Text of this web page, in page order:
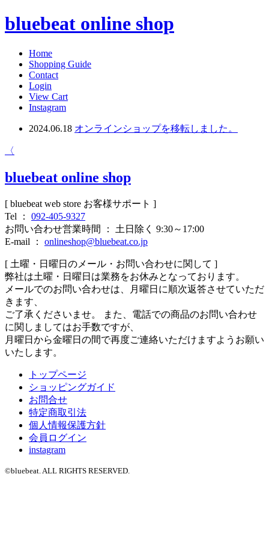
bluebeat online shop
Home
Shopping Guide
Contact
Login
View Cart
Instagram
2024.06.18 オンラインショップを移転しました。
〈
bluebeat online shop
[ bluebeat web store お客様サポート ]
Tel ： 092-405-9327
お問い合わせ営業時間 ： 土日除く 9:30～17:00
E-mail ： onlineshop@bluebeat.co.jp
[ 土曜・日曜日のメール・お問い合わせに関して ]
弊社は土曜・日曜日は業務をお休みとなっております。
メールでのお問い合わせは、月曜日に順次返答させていただ
きます、
ご了承くださいませ。 また、電話での商品のお問い合わせ
に関しましてはお手数ですが、
月曜日から金曜日の間で再度ご連絡いただけますようお願い
いたします。
トップページ
ショッピングガイド
お問合せ
特定商取引法
個人情報保護方針
会員ログイン
instagram
©bluebeat. ALL RIGHTS RESERVED.